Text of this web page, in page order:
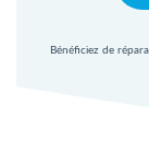
Bénéficiez de